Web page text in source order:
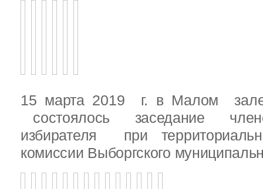
15 марта 2019 г. в Малом
состоялось заседание
избирателя при
комиссии Выборгского